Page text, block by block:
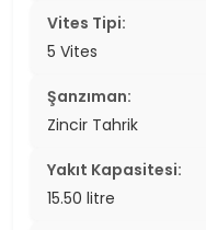
Vites Tipi:
5 Vites
Şanzıman:
Zincir Tahrik
Yakıt Kapasitesi:
15.50 litre